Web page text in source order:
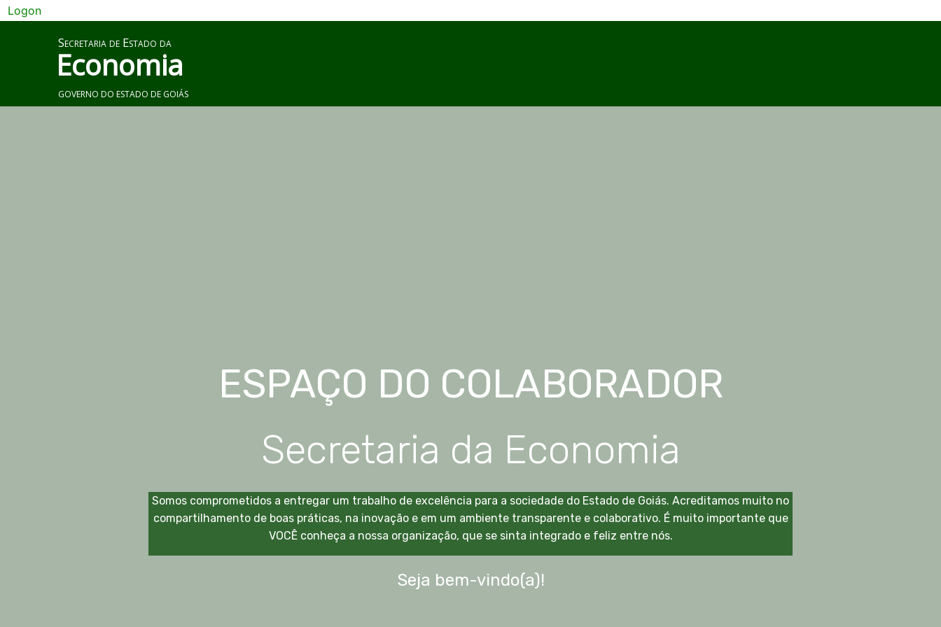
Logon
Secretaria de Estado da
Economia
GOVERNO DO ESTADO DE GOIÁS
ESPAÇO DO COLABORADOR
Secretaria da Economia
Somos comprometidos a entregar um trabalho de excelência para a sociedade do Estado de Goiás. Acreditamos muito no
compartilhamento de boas práticas, na inovação e em um ambiente transparente e colaborativo. É muito importante que
VOCÊ conheça a nossa organização, que se sinta integrado e feliz entre nós.
Seja bem-vindo(a)!